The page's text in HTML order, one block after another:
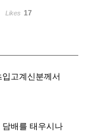
Likes 17
고계신분께서
배를 태우시나